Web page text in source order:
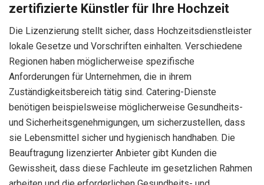
zertifizierte Künstler für Ihre Hochzeit
Die Lizenzierung stellt sicher, dass Hochzeitsdienstleister
lokale Gesetze und Vorschriften einhalten. Verschiedene
Regionen haben möglicherweise spezifische
Anforderungen für Unternehmen, die in ihrem
Zuständigkeitsbereich tätig sind. Catering-Dienste
benötigen beispielsweise möglicherweise Gesundheits-
und Sicherheitsgenehmigungen, um sicherzustellen, dass
sie Lebensmittel sicher und hygienisch handhaben. Die
Beauftragung lizenzierter Anbieter gibt Kunden die
Gewissheit, dass diese Fachleute im gesetzlichen Rahmen